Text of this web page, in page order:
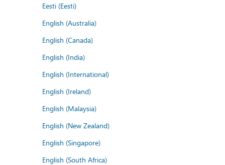
Eesti (Eesti)
English (Australia)
English (Canada)
English (India)
English (International)
English (Ireland)
English (Malaysia)
English (New Zealand)
English (Singapore)
English (South Africa)